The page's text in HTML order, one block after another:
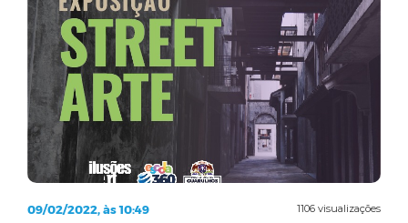
1106 visualizações
09/02/2022, às 10:49